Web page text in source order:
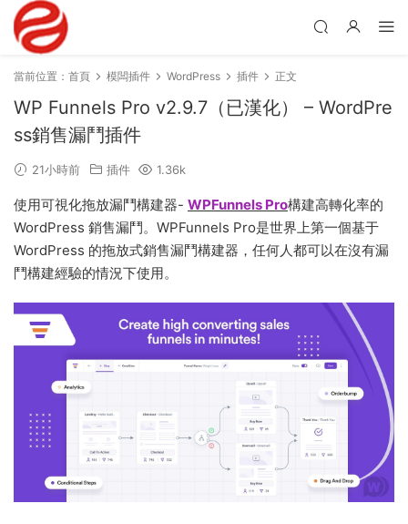
當前位置： 首頁 模闆插件 WordPress 插件 正文
WP Funnels Pro v2.9.7（已漢化） – WordPre
ss銷售漏鬥插件
21小時前 插件 1.36k
使用可視化拖放漏鬥構建器- WPFunnels Pro構建高轉化率的
WordPress 銷售漏鬥。WPFunnels Pro是世界上第一個基于
WordPress 的拖放式銷售漏鬥構建器，任何人都可以在沒有漏
鬥構建經驗的情況下使用。